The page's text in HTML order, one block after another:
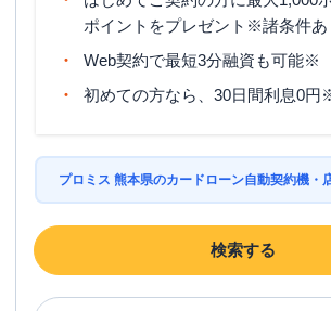
ポイントをプレゼント※諸条件あ
Web契約で最短3分融資も可能※
初めての方なら、30日間利息0円
プロミス 熊本県のカードローン自動契約機・
検索する